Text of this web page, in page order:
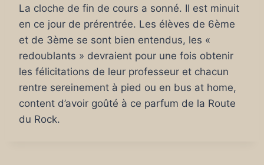
La cloche de fin de cours a sonné. Il est minuit
en ce jour de prérentrée. Les élèves de 6ème
et de 3ème se sont bien entendus, les «
redoublants » devraient pour une fois obtenir
les félicitations de leur professeur et chacun
rentre sereinement à pied ou en bus at home,
content d’avoir goûté à ce parfum de la Route
du Rock.